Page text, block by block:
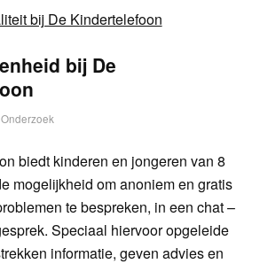
bij De
Onderzoek
biedt kinderen en jongeren van 8
mogelijkheid om anoniem en gratis
te bespreken, in een chat –
Speciaal hiervoor opgeleide
informatie, geven advies en